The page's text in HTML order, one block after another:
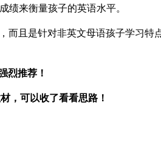
来衡量孩子的英语水平。
而且是针对非英文母语孩子学习特
烈推荐！
，可以收了看看思路！